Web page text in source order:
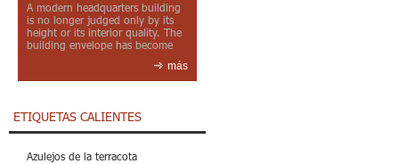
A modern headquarters building
is no longer judged only by its
height or its interior quality. The
building envelope has become
más
ETIQUETAS CALIENTES
Azulejos de la terracota